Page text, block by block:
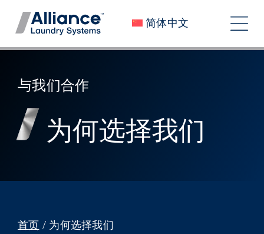
简体中文
切
加入我们
我们的影响
新闻
与我们合作
为何选择我们
首页 / 为何选择我们